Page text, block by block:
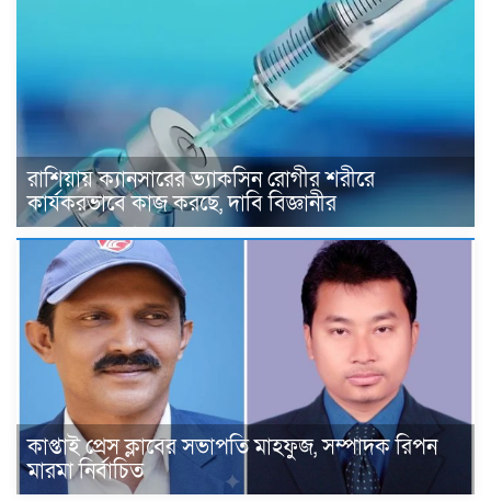
রাশিয়ায় ক্যানসারের ভ্যাকসিন রোগীর শরীরে
কার্যকরভাবে কাজ করছে, দাবি বিজ্ঞানীর
কাপ্তাই প্রেস ক্লাবের সভাপতি মাহফুজ, সম্পাদক রিপন
মারমা নির্বাচিত